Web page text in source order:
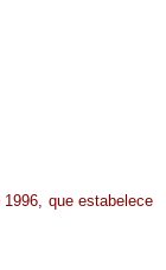
que estabelece